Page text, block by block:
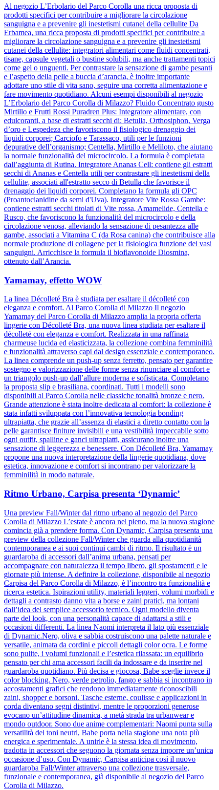
Al negozio L’Erbolario del Parco Corolla una ricca proposta di
prodotti specifici per contribuire a migliorare la circolazione
sanguigna e a prevenire gli inestetismi cutanei della cellulite Da
Erbamea, una ricca proposta di prodotti specifici per contribuire a
migliorare la circolazione sanguigna e a prevenire gli inestetismi
cutanei della cellulite: integratori alimentari come fluidi concentrati,
tisane, capsule vegetali o bustine solubili, ma anche trattamenti topici
come gel o unguenti. Per contrastare la sensazione di gambe pesanti
e l’aspetto della pelle a buccia d’arancia, è inoltre importante
adottare uno stile di vita sano, seguire una corretta alimentazione e
fare movimento quotidiano. Alcuni esempi disponibili al negozio
L’Erbolario del Parco Corolla di Milazzo? Fluido Concentrato gusto
Mirtillo e Frutti Rossi Puradren Plus: Integratore alimentare, con
edulcoranti, a base di estratti secchi di: Betulla, Orthosiphon, Verga
d’oro e Lespedeza che favoriscono il fisiologico drenaggio dei
liquidi corporei; Carciofo e Tarassaco, utili per le funzioni
depurative dell’organismo; Centella, Mirtillo e Meliloto, che aiutano
la normale funzionalità del microcircolo. La formula è completata
dall’aggiunta di Rutina. Integratore Ananas Cell: contiene gli estratti
secchi di Ananas e Centella utili per contrastare gli inestetismi della
cellulite, associati all'estratto secco di Betulla che favorisce il
drenaggio dei liquidi corporei. Completano la formula gli OPC
(Proantocianidine da semi d'Uva). Integratore Vite Rossa Gambe:
contiene estratti secchi titolati di Vite rossa, Amamelide, Centella e
Rusco, che favoriscono la funzionalità del microcircolo e della
circolazione venosa, alleviando la sensazione di pesantezza alle
gambe, associati a Vitamina C (da Rosa canina) che contribuisce alla
normale produzione di collagene per la fisiologica funzione dei vasi
sanguigni. Arricchisce la formula il bioflavonoide Diosmina,
ottenuto dall’Arancia.
Yamamay, effetto WOW
La linea Décolleté Bra è studiata per esaltare il décolleté con
eleganza e comfort. Al Parco Corolla di Milazzo Il negozio
Yamamay del Parco Corolla di Milazzo amplia la propria offerta
lingerie con Décolleté Bra, una nuova linea studiata per esaltare il
décolleté con eleganza e comfort. Realizzata in una raffinata
charmeuse lucida ed elasticizzata, la collezione combina femminilità
e funzionalità attraverso capi dal design essenziale e contemporaneo.
La linea comprende un push-up senza ferretto, pensato per garantire
sostegno e valorizzazione delle forme senza rinunciare al comfort e
un triangolo push-up dall’allure moderna e sofisticata. Completano
la proposta slip e brasiliana, coordinati. Tutti i modelli sono
disponibili al Parco Corolla nelle classiche tonalità bronze e nero.
Grande attenzione è stata inoltre dedicata al comfort: la collezione è
stata infatti sviluppata con l’innovativa tecnologia bonding
ultrapiatta, che grazie all’assenza di elastici a diretto contatto con la
pelle garantisce finiture invisibili e una vestibilità impeccabile sotto
ogni outfit, spalline e ganci ultrapiatti, assicurano inoltre una
sensazione di leggerezza e benessere. Con Décolleté Bra, Yamamay
propone una nuova interpretazione della lingerie quotidiana, dove
estetica, innovazione e comfort si incontrano per valorizzare la
femminilità in modo naturale.
Ritmo Urbano, Carpisa presenta ‘Dynamic’
Una preview Fall/Winter dal ritmo urbano al negozio del Parco
Corolla di Milazzo L’estate è ancora nel pieno, ma la nuova stagione
comincia già a prendere forma. Con Dynamic, Carpisa presenta una
preview della collezione Fall/Winter che guarda alla quotidianità
contemporanea e ai suoi continui cambi di ritmo. Il risultato è un
guardaroba di accessori dall’anima urbana, pensati per
accompagnare con naturalezza il tempo libero, gli spostamenti e le
giornate più intense. A definire la collezione, disponibile al negozio
Carpisa del Parco Corolla di Milazzo, è l’incontro tra funzionalità e
ricerca estetica. Ispirazioni utility, materiali leggeri, volumi morbidi e
dettagli a contrasto danno vita a borse e zaini pratici, ma lontani
dall’idea del semplice accessorio tecnico. Ogni modello diventa
parte del look, con una personalità capace di adattarsi a stili e
occasioni differenti. La linea Naomi interpreta il lato più essenziale
di Dynamic.Nero, oliva e sabbia costruiscono una palette naturale e
versatile, animata da cordini e piccoli dettagli color ocra. Le forme
sono pulite, i volumi funzionali e l’estetica rilassata: un equilibrio
pensato per chi ama accessori facili da indossare e da inserire nel
guardaroba quotidiano. Più decisa e giocosa, Babe sceglie invece il
color blocking. Nero, verde petrolio, fango e sabbia si incontrano in
accostamenti grafici che rendono immediatamente riconoscibili
zaini, shopper e borsoni. Tasche esterne, coulisse e applicazioni in
corda diventano segni distintivi, mentre le proporzioni generose
evocano un’attitudine dinamica, a metà strada tra urbanwear e
mondo outdoor. Sono due anime complementari: Naomi punta sulla
versatilità dei toni neutri, Babe porta nella stagione una nota più
energica e sperimentale. A unirle è la stessa idea di movimento,
tradotta in accessori che seguono la giornata senza imporre un’unica
occasione d’uso. Con Dynamic, Carpisa anticipa così il nuovo
guardaroba Fall/Winter attraverso una collezione trasversale,
funzionale e contemporanea, già disponibile al negozio del Parco
Corolla di Milazzo.